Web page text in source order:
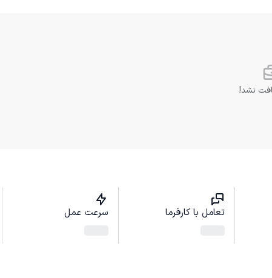
نشد!
تعامل با کارفرما سرعت عمل